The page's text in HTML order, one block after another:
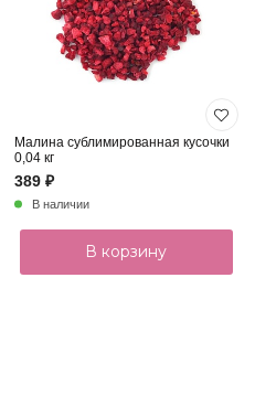
Малина сублимированная кусочки
0,04 кг
389 ₽
В наличии
В корзину